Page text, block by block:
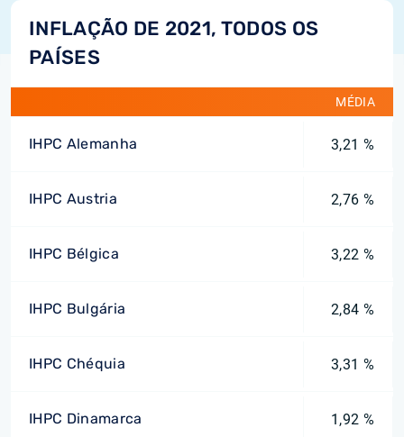
INFLAÇÃO DE 2021, TODOS OS
PAÍSES
MÉDIA
IHPC Alemanha 3,21 %
IHPC Austria 2,76 %
IHPC Bélgica 3,22 %
IHPC Bulgária 2,84 %
IHPC Chéquia 3,31 %
IHPC Dinamarca 1,92 %